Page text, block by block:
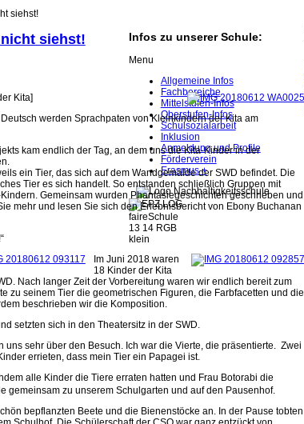
siehst!
siehst!
Kita]
werden Sprachpaten von Kleinkindern der Kita am
kam endlich der Tag, an dem uns die Kita-Kinder in der
ein Tier, das sich auf dem Wandgemälde der SWD befindet. Die
Tier es sich handelt. So entstanden schließlich Gruppen mit
Gemeinsam wurden Phantasiegeschichten geschrieben und
mehr und lesen Sie sich den Erlebnisbericht von Ebony Buchanan
Im Juni 2018 waren
18 Kinder der Kita
Nach langer Zeit der Vorbereitung waren wir endlich bereit zum
zu seinem Tier die geometrischen Figuren, die Farbfacetten und die
beschrieben wir die Komposition.
setzten sich in den Theatersitz in der SWD.
uns sehr über den Besuch. Ich war die Vierte, die präsentierte. Zwei
errieten, dass mein Tier ein Papagei ist.
alle Kinder die Tiere erraten hatten und Frau Botorabi die
gemeinsam zu unserem Schulgarten und auf den Pausenhof.
bepflanzten Beete und die Bienenstöcke an. In der Pause tobten
Infos zu unserer Schule:
Menu
Allgemeine Infos
Fachbereiche
Mittelstufen-Infos
Oberstufen-Infos
Schulsozialarbeit
Inklusion
Anmeldung und Profile
Förderverein
Erasmus +